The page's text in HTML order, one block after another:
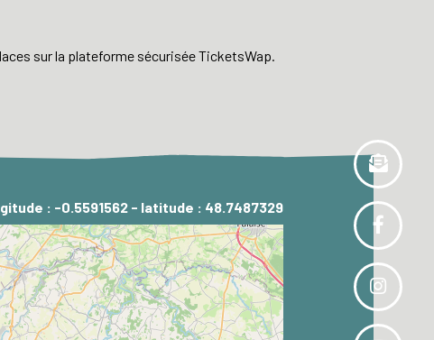
sur la plateforme sécurisée TicketsWap.
: -0.5591562 - latitude : 48.7487329